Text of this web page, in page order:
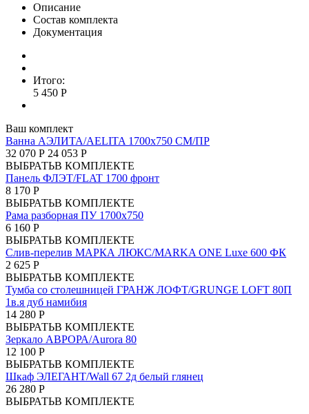
Описание
Состав комплекта
Документация
Итого:
5 450 Р
Ваш комплект
Ванна АЭЛИТА/AELITA 1700х750 СМ/ПР
32 070 Р 24 053 Р
ВЫБРАТЬВ КОМПЛЕКТЕ
Панель ФЛЭТ/FLAT 1700 фронт
8 170 Р
ВЫБРАТЬВ КОМПЛЕКТЕ
Рама разборная ПУ 1700х750
6 160 Р
ВЫБРАТЬВ КОМПЛЕКТЕ
Слив-перелив МАРКА ЛЮКС/MARKA ONE Luxe 600 ФК
2 625 Р
ВЫБРАТЬВ КОМПЛЕКТЕ
Тумба со столешницей ГРАНЖ ЛОФТ/GRUNGE LOFT 80П
1в.я дуб намибия
14 280 Р
ВЫБРАТЬВ КОМПЛЕКТЕ
Зеркало АВРОРА/Aurora 80
12 100 Р
ВЫБРАТЬВ КОМПЛЕКТЕ
Шкаф ЭЛЕГАНТ/Wall 67 2д белый глянец
26 280 Р
ВЫБРАТЬВ КОМПЛЕКТЕ